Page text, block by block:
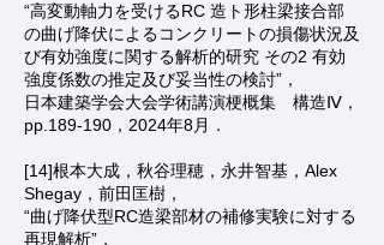
“高変動軸力を受けるRC 造ト形柱梁接合部
の曲げ降伏によるコンクリートの損傷状況及
び有効強度に関する解析的研究 その2 有効
強度係数の推定及び妥当性の検討”，
日本建築学会大会学術講演梗概集 構造Ⅳ，
pp.189-190，2024年8月．
[14]根本大成，秋谷理穂，永井智基，Alex
Shegay，前田匡樹，
“曲げ降伏型RC造梁部材の補修実験に対する
再現解析”，